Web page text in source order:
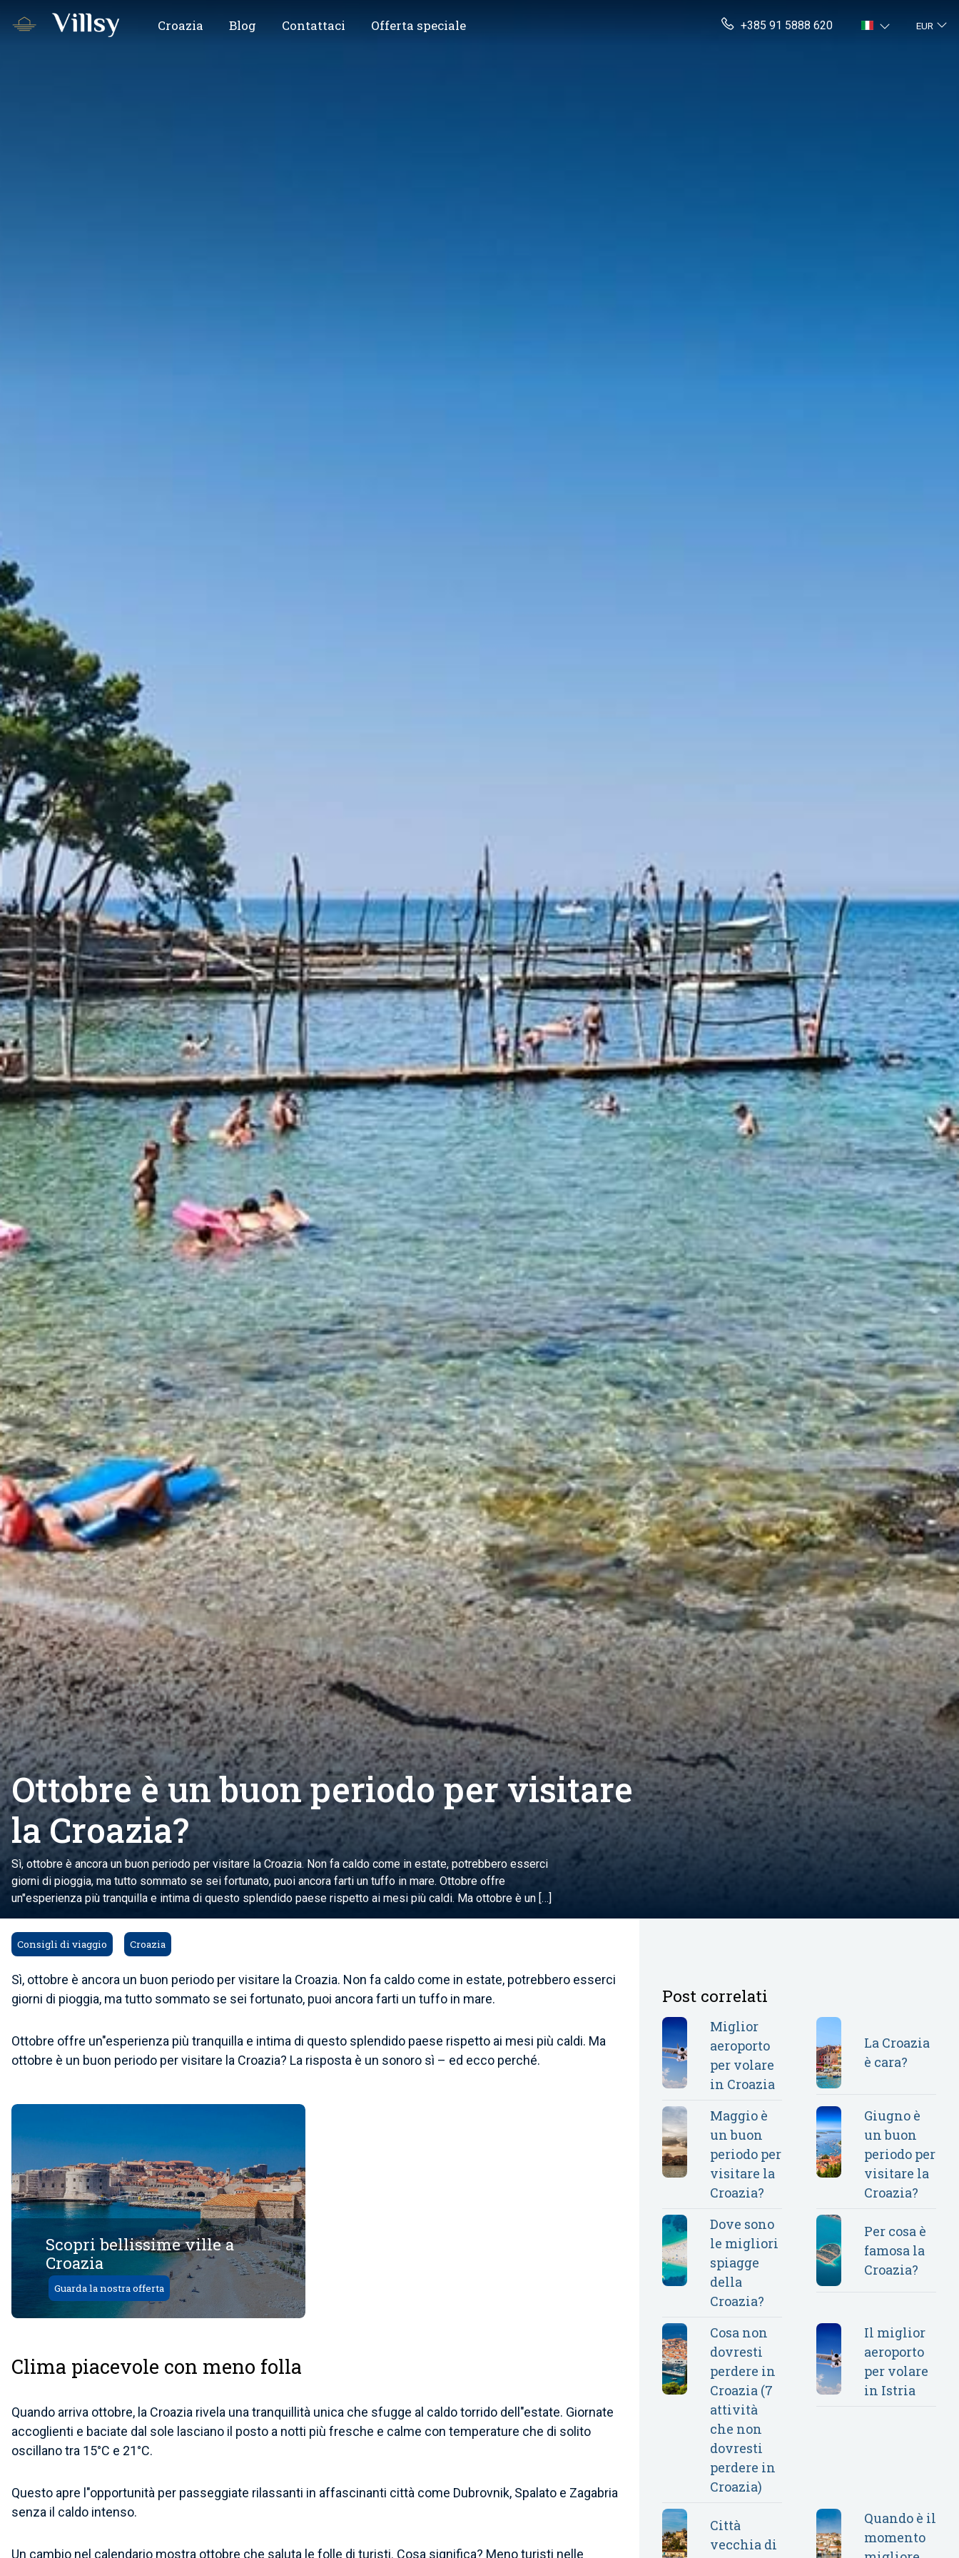
Croazia Blog Contattaci Offerta speciale +385 91 5888 620 EUR
Ottobre è un buon periodo per visitare
la Croazia?
Sì, ottobre è ancora un buon periodo per visitare la Croazia. Non fa caldo come in estate, potrebbero esserci
giorni di pioggia, ma tutto sommato se sei fortunato, puoi ancora farti un tuffo in mare. Ottobre offre
un"esperienza più tranquilla e intima di questo splendido paese rispetto ai mesi più caldi. Ma ottobre è un […]
Consigli di viaggio Croazia
Sì, ottobre è ancora un buon periodo per visitare la Croazia. Non fa caldo come in estate, potrebbero esserci
giorni di pioggia, ma tutto sommato se sei fortunato, puoi ancora farti un tuffo in mare.
Ottobre offre un"esperienza più tranquilla e intima di questo splendido paese rispetto ai mesi più caldi. Ma
ottobre è un buon periodo per visitare la Croazia? La risposta è un sonoro sì – ed ecco perché.
Scopri bellissime ville a
Croazia
Guarda la nostra offerta
Clima piacevole con meno folla
Quando arriva ottobre, la Croazia rivela una tranquillità unica che sfugge al caldo torrido dell"estate. Giornate
accoglienti e baciate dal sole lasciano il posto a notti più fresche e calme con temperature che di solito
oscillano tra 15°C e 21°C.
Questo apre l"opportunità per passeggiate rilassanti in affascinanti città come Dubrovnik, Spalato e Zagabria
senza il caldo intenso.
Un cambio nel calendario mostra ottobre che saluta le folle di turisti. Cosa significa? Meno turisti nelle
Post correlati
Miglior
aeroporto
per volare
in Croazia
La Croazia
è cara?
Maggio è
un buon
periodo per
visitare la
Croazia?
Giugno è
un buon
periodo per
visitare la
Croazia?
Dove sono
le migliori
spiagge
della
Croazia?
Per cosa è
famosa la
Croazia?
Cosa non
dovresti
perdere in
Croazia (7
attività
che non
dovresti
perdere in
Croazia)
Il miglior
aeroporto
per volare
in Istria
Città
vecchia di
Quando è il
momento